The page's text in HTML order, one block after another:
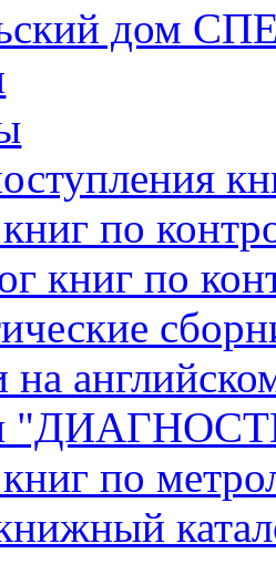
дом
по
книг по
на
по